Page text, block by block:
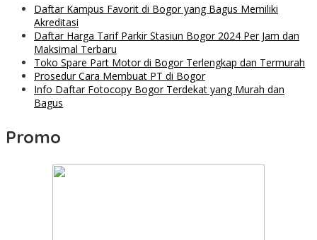
Daftar Kampus Favorit di Bogor yang Bagus Memiliki
Akreditasi
Daftar Harga Tarif Parkir Stasiun Bogor 2024 Per Jam dan
Maksimal Terbaru
Toko Spare Part Motor di Bogor Terlengkap dan Termurah
Prosedur Cara Membuat PT di Bogor
Info Daftar Fotocopy Bogor Terdekat yang Murah dan
Bagus
Promo